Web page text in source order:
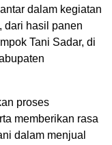
dalam kegiatan
dari hasil panen
Tani Sadar, di
proses
memberikan rasa
dalam menjual